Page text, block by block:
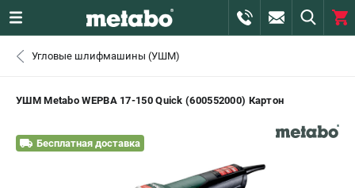
+7 (911) 360-06-14 | +7 (8112) 59-10-67
+7 (812) 407-39-48 - ЗАКАЗ ИЗДЕЛИЙ
САНКТ-ПЕТЕРБУРГ
0 ₽
Угловые шлифмашины (УШМ)
УШМ Metabo WEPBA 17-150 Quick (600552000) Картон
Бесплатная доставка